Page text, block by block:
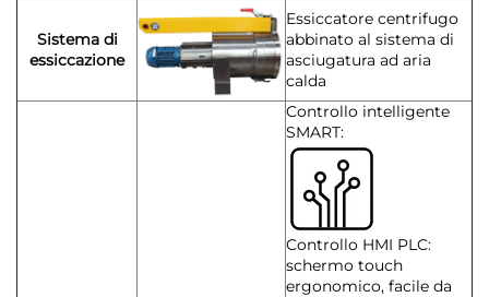
Sistema di
essiccazione
Essiccatore centrifugo
abbinato al sistema di
asciugatura ad aria
calda
Controllo intelligente
SMART:
Controllo HMI PLC:
schermo touch
ergonomico, facile da